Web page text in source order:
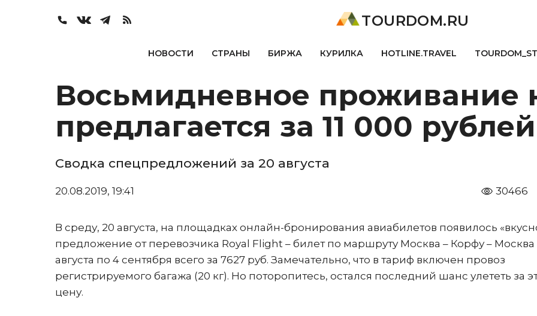
TOURDOM.RU
НОВОСТИ СТРАНЫ БИРЖА КУРИЛКА HOTLINE.TRAVEL
Восьмидневное проживание
предлагается за 11 000 рублей
Сводка спецпредложений за 20 августа
20.08.2019, 19:41 30466
В среду, 20 августа, на площадках онлайн-бронирования авиабилетов появилось
предложение от перевозчика Royal Flight – билет по маршруту Москва – Корфу – Москва
августа по 4 сентября всего за 7627 руб. Замечательно, что в тариф включен провоз
регистрируемого багажа (20 кг). Но поторопитесь, остался последний шанс улететь за
цену.